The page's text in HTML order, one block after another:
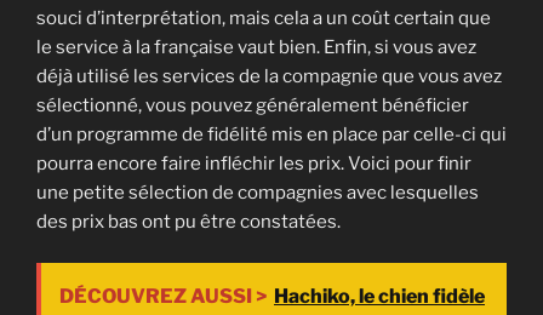
souci d’interprétation, mais cela a un coût certain que
le service à la française vaut bien. Enfin, si vous avez
déjà utilisé les services de la compagnie que vous avez
sélectionné, vous pouvez généralement bénéficier
d’un programme de fidélité mis en place par celle-ci qui
pourra encore faire infléchir les prix. Voici pour finir
une petite sélection de compagnies avec lesquelles
des prix bas ont pu être constatées.
DÉCOUVREZ AUSSI > Hachiko, le chien fidèle